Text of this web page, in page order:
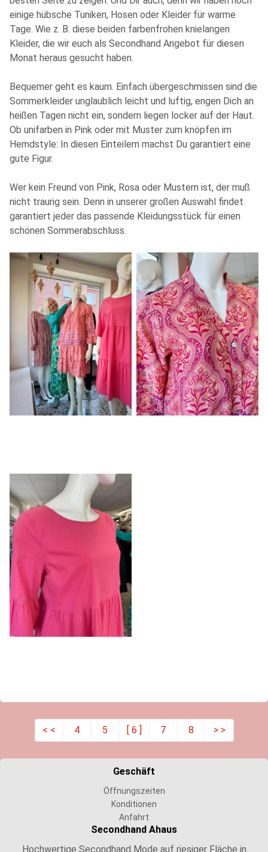
einige hübsche Tuniken, Hosen oder Kleider für warme
Tage. Wie z. B. diese beiden farbenfrohen knielangen
Kleider, die wir euch als Secondhand Angebot für diesen
Monat heraus gesucht haben.
Bequemer geht es kaum. Einfach übergeschmissen sind die
Sommerkleider unglaublich leicht und luftig, engen Dich an
heißen Tagen nicht ein, sondern liegen locker auf der Haut.
Ob unifarben in Pink oder mit Muster zum knöpfen im
Hemdstyle: In diesen Einteilern machst Du garantiert eine
gute Figur.
Wer kein Freund von Pink, Rosa oder Mustern ist, der muß
nicht traurig sein. Denn in unserer großen Auswahl findet
garantiert jeder das passende Kleidungsstück für einen
schönen Sommerabschluss.
< < 4 5 [ 6 ] 7 8 > >
Geschäft
Öffnungszeiten
Konditionen
Anfahrt
Secondhand Ahaus
Hochwertige Secondhand Mode auf riesiger Fläche in